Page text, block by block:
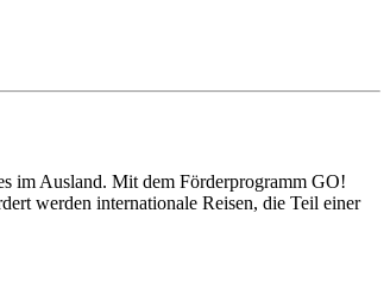
im Ausland. Mit dem Förderprogramm GO!
werden internationale Reisen, die Teil einer